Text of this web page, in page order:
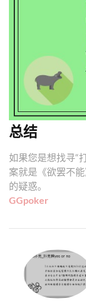
总结
如果您是想找寻“
案就是《欲罢不
的疑惑。
GGpoker